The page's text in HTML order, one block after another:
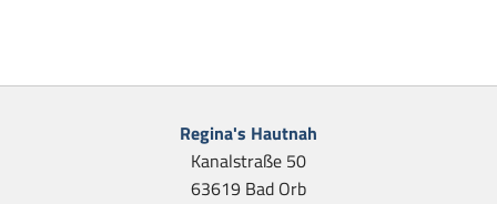
Regina's Hautnah
Kanalstraße 50
63619 Bad Orb